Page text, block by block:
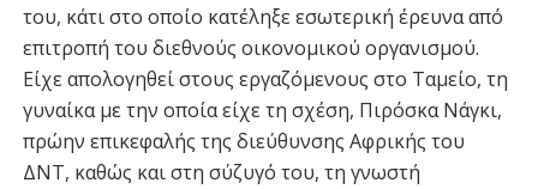
του, κάτι στο οποίο κατέληξε εσωτερική έρευνα από
επιτροπή του διεθνούς οικονομικού οργανισμού.
Είχε απολογηθεί στους εργαζόμενους στο Ταμείο, τη
γυναίκα με την οποία είχε τη σχέση, Πιρόσκα Νάγκι,
πρώην επικεφαλής της διεύθυνσης Αφρικής του
ΔΝΤ, καθώς και στη σύζυγό του, τη γνωστή